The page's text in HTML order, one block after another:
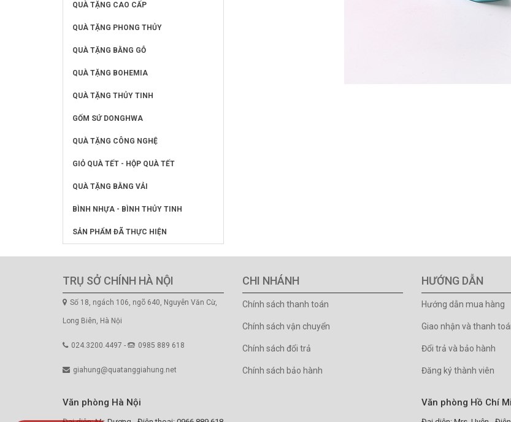
QUÀ TẶNG CAO CẤP
QUÀ TẶNG PHONG THỦY
QUÀ TẶNG BẰNG GỖ
QUÀ TẶNG BOHEMIA
QUÀ TẶNG THỦY TINH
GỐM SỨ DONGHWA
QUÀ TẶNG CÔNG NGHỆ
GIỎ QUÀ TẾT - HỘP QUÀ TẾT
QUÀ TẶNG BẰNG VẢI
BÌNH NHỰA - BÌNH THỦY TINH
SẢN PHẨM ĐÃ THỰC HIỆN
TRỤ SỞ CHÍNH HÀ NỘI
Số 18, ngách 106, ngõ 640, Nguyễn Văn Cừ,
Long Biên, Hà Nội
024.3200.4497 - 0985 889 618
giahung@quatanggiahung.net
CHI NHÁNH
Chính sách thanh toán
Chính sách vận chuyển
Chính sách đổi trả
Chính sách bảo hành
HƯỚNG DẪN
Hướng dẫn mua hàng
Giao nhận và thanh
Đổi trả và bảo hành
Đăng ký thành viên
Văn phòng Hà Nội Văn phòng Hồ Chí